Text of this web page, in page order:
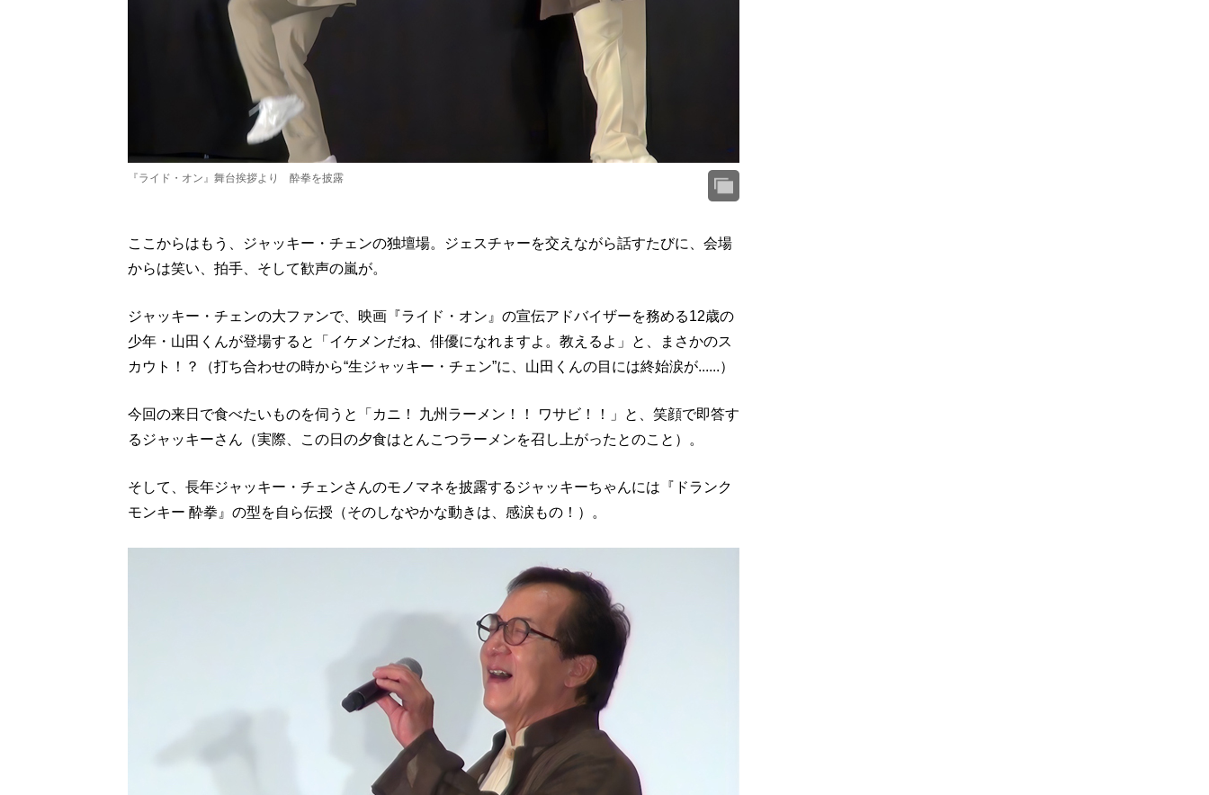
『ライド・オン』舞台挨拶より 酔拳を披露
ここからはもう、ジャッキー・チェンの独壇場。ジェスチャーを交えながら話すたびに、会場
からは笑い、拍手、そして歓声の嵐が。
ジャッキー・チェンの大ファンで、映画『ライド・オン』の宣伝アドバイザーを務める12歳の
少年・山田くんが登場すると「イケメンだね、俳優になれますよ。教えるよ」と、まさかのス
カウト！？（打ち合わせの時から“生ジャッキー・チェン”に、山田くんの目には終始涙が......）
今回の来日で食べたいものを伺うと「カニ！ 九州ラーメン！！ ワサビ！！」と、笑顔で即答す
るジャッキーさん（実際、この日の夕食はとんこつラーメンを召し上がったとのこと）。
そして、長年ジャッキー・チェンさんのモノマネを披露するジャッキーちゃんには『ドランク
モンキー 酔拳』の型を自ら伝授（そのしなやかな動きは、感涙もの！）。